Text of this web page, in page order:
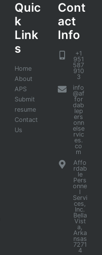
Quic
k
Link
s
Home
About
APS
Submit
resume
Contact
Us
Cont
act
Info
+1
951
587
910
3
info
@af
for
dab
lep
ers
onn
else
rvic
es.
co
m
Affo
rdab
le
Pers
onne
l
Servi
ces,
Inc.
Bella
Vist
a,
Arka
nsas
7271
4